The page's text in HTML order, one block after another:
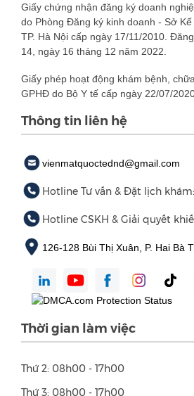
Giấy chứng nhận đăng ký doanh
do Phòng Đăng ký kinh doanh - Sở
TP. Hà Nội cấp ngày 17/11/2010.
14, ngày 16 tháng 12 năm 2022.
Giấy phép hoạt động khám bệnh,
GPHĐ do Bộ Y tế cấp ngày 22/07/
Thông tin liên hệ
vienmatquoctednd@gmail.com
Hotline Tư vấn & Đặt lịch khám:
Hotline CSKH & Giải quyết
126-128 Bùi Thị Xuân, P. Hai Bà
Thời gian làm việc
Thứ 2: 08h00 - 17h00
Thứ 3: 08h00 - 17h00